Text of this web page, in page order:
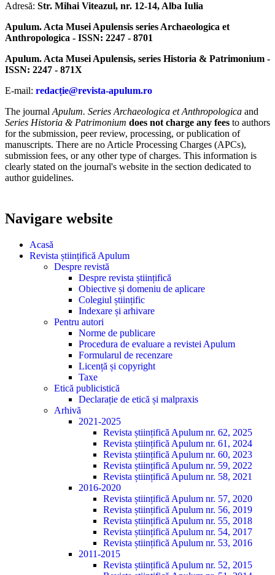
Adresă: Str. Mihai Viteazul, nr. 12-14, Alba Iulia
Apulum. Acta Musei Apulensis series Archaeologica et
Anthropologica - ISSN: 2247 - 8701
Apulum. Acta Musei Apulensis, series Historia & Patrimonium -
ISSN: 2247 - 871X
E-mail: redacție@revista-apulum.ro
The journalApulum. Series Archaeologica et Anthropologica and
Series Historia & Patrimonium does not charge any fees to authors
for the submission, peer review, processing, or publication of
manuscripts. There are no Article Processing Charges (APCs),
submission fees, or any other type of charges. This information is
clearly stated on the journal's website in the section dedicated to
author guidelines.
Navigare website
Acasă
Revista științifică Apulum
Despre revistă
Despre revista științifică
Obiective și domeniu de aplicare
Colegiul științific
Indexare și arhivare
Pentru autori
Norme de publicare
Procedura de evaluare a revistei Apulum
Formularul de recenzare
Licență și copyright
Taxe
Etică publicistică
Declarație de etică și malpraxis
Arhivă
2021-2025
Revista științifică Apulum nr. 62, 2025
Revista științifică Apulum nr. 61, 2024
Revista științifică Apulum nr. 60, 2023
Revista științifică Apulum nr. 59, 2022
Revista științifică Apulum nr. 58, 2021
2016-2020
Revista științifică Apulum nr. 57, 2020
Revista științifică Apulum nr. 56, 2019
Revista științifică Apulum nr. 55, 2018
Revista științifică Apulum nr. 54, 2017
Revista științifică Apulum nr. 53, 2016
2011-2015
Revista științifică Apulum nr. 52, 2015